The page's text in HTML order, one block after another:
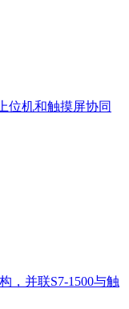
位机和触摸屏协同
，并联S7-1500与触